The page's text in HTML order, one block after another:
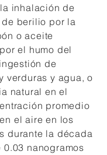
inhalación de
berilio por la
o aceite
el humo del
de
verduras y agua, o
natural en el
promedio
el aire en los
durante la década
0.03 nanogramos